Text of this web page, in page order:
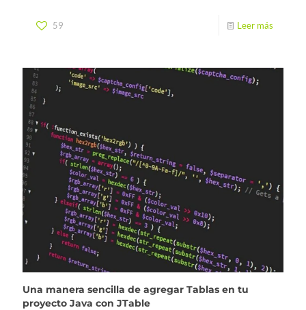
59 Leer más
Una manera sencilla de agregar Tablas en tu
proyecto Java con JTable